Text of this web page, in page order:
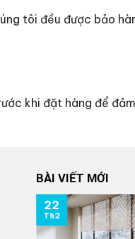
tôi đều được bảo
khi đặt hàng để
BÀI VIẾT MỚI
22
Th2